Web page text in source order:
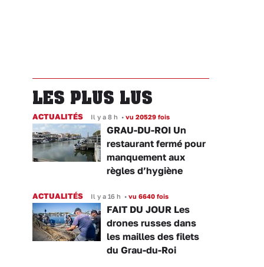
LES PLUS LUS
ACTUALITÉS Il y a 8 h • vu 20529 fois
GRAU-DU-ROI Un
restaurant fermé pour
manquement aux
règles d’hygiène
ACTUALITÉS Il y a 16 h • vu 6640 fois
FAIT DU JOUR Les
drones russes dans
les mailles des filets
du Grau-du-Roi